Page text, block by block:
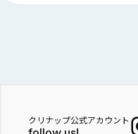
クリナップ公式アカウント